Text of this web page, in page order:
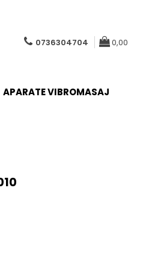
0736304704 0,00
APARATE VIBROMASAJ